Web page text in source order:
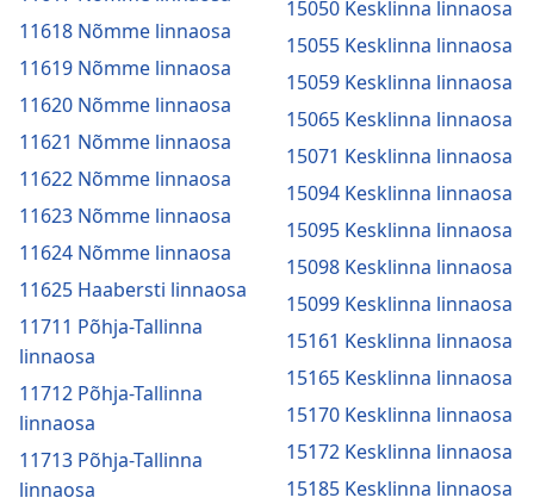
11618 Nõmme linnaosa
11619 Nõmme linnaosa
11620 Nõmme linnaosa
11621 Nõmme linnaosa
11622 Nõmme linnaosa
11623 Nõmme linnaosa
11624 Nõmme linnaosa
11625 Haabersti linnaosa
11711 Põhja-Tallinna
linnaosa
11712 Põhja-Tallinna
linnaosa
11713 Põhja-Tallinna
linnaosa
15050 Kesklinna linnaosa
15055 Kesklinna linnaosa
15059 Kesklinna linnaosa
15065 Kesklinna linnaosa
15071 Kesklinna linnaosa
15094 Kesklinna linnaosa
15095 Kesklinna linnaosa
15098 Kesklinna linnaosa
15099 Kesklinna linnaosa
15161 Kesklinna linnaosa
15165 Kesklinna linnaosa
15170 Kesklinna linnaosa
15172 Kesklinna linnaosa
15185 Kesklinna linnaosa